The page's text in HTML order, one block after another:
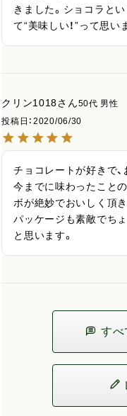
きました。ショコラと
て“美味しい！”って思
クリン1018 50代 男性
投稿日
2020/06/30
チョコレートが好きで、
今までに味わったこと
ボが絶妙でおいしく頂き
パッケージも素敵でち
と思います。
すべ